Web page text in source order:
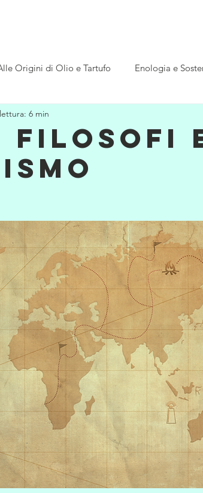
Origini di Olio e Tartufo Enologia e
Universali
filosofi
6 min